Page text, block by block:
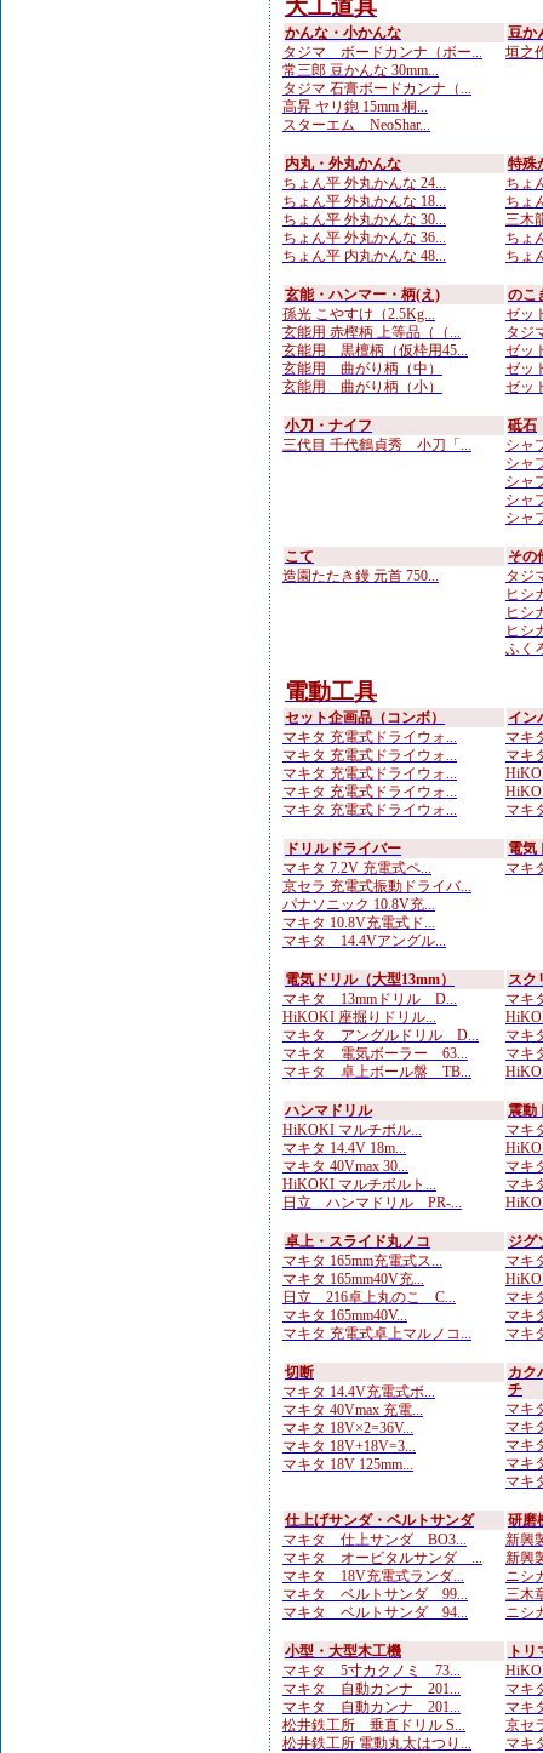
大工道具
かんな・小かんな
タジマ ボードカンナ（ボー...
常三郎 豆かんな 30mm...
タジマ 石膏ボードカンナ（...
高昇 ヤリ鉋 15mm 桐...
スターエム NeoShar...
豆か
垣之
内丸・外丸かんな
ちょん平 外丸かんな 24...
ちょん平 外丸かんな 18...
ちょん平 外丸かんな 30...
ちょん平 外丸かんな 36...
ちょん平 内丸かんな 48...
特殊
ちょ
ちょ
三木
ちょ
ちょ
玄能・ハンマー・柄(え)
孫光 こやすけ（2.5Kg...
玄能用 赤樫柄 上等品（（...
玄能用 黒檀柄（仮枠用45...
玄能用 曲がり柄（中）
玄能用 曲がり柄（小）
のこ
ゼッ
タジ
ゼッ
ゼッ
ゼッ
小刀・ナイフ
三代目 千代鶴貞秀 小刀「...
砥石
シャ
シャ
シャ
シャ
シャ
こて
造園たたき鏝 元首 750...
その
タジ
ヒシ
ヒシ
ヒシ
ふく
電動工具
セット企画品（コンボ）
マキタ 充電式ドライウォ...
マキタ 充電式ドライウォ...
マキタ 充電式ドライウォ...
マキタ 充電式ドライウォ...
マキタ 充電式ドライウォ...
イン
マキ
マキ
マキ
ドリルドライバー
マキタ 7.2V 充電式ペ...
京セラ 充電式振動ドライバ...
パナソニック 10.8V充...
マキタ 10.8V充電式ド...
マキタ 14.4Vアングル...
電気
マキ
電気ドリル（大型13mm）
マキタ 13mmドリル D...
HiKOKI 座掘りドリル...
マキタ アングルドリル D...
マキタ 電気ボーラー 63...
マキタ 卓上ボール盤 TB...
スク
マキ
マキ
マキ
ハンマドリル
HiKOKI マルチボル...
マキタ 14.4V 18m...
マキタ 40Vmax 30...
HiKOKI マルチボルト...
日立 ハンマドリル PR-...
震動
マキ
マキ
マキ
卓上・スライド丸ノコ
マキタ 165mm充電式ス...
マキタ 165mm40V充...
日立 216卓上丸のこ C...
マキタ 165mm40V...
マキタ 充電式卓上マルノコ...
ジグ
マキ
マキ
マキ
マキ
切断
マキタ 14.4V充電式ボ...
マキタ 40Vmax 充電...
マキタ 18V×2=36V...
マキタ 18V+18V=3...
マキタ 18V 125mm...
カク
チ
マキ
マキ
マキ
マキ
マキ
仕上げサンダ・ベルトサンダ
マキタ 仕上サンダ BO3...
マキタ オービタルサンダ ...
マキタ 18V充電式ランダ...
マキタ ベルトサンダ 99...
マキタ ベルトサンダ 94...
研磨
新興
新興
ニシ
三木
ニシ
小型・大型木工機
マキタ 5寸カクノミ 73...
マキタ 自動カンナ 201...
マキタ 自動カンナ 201...
松井鉄工所 垂直ドリル S...
松井鉄工所 電動丸太はつり...
ト
マキ
マキ
京セ
マキ